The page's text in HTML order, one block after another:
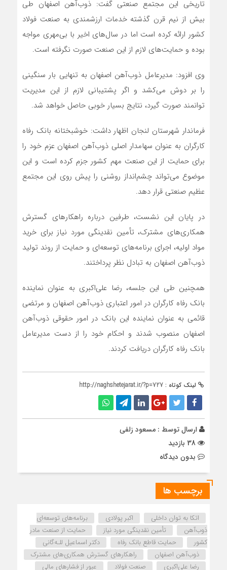
تاریخی این مجتمع صنعتی گفت: ذوب‌آهن اصفهان طی
بیش از نیم قرن گذشته خدمات ارزشمندی به صنعت فولاد
کشور ارائه کرده است اما در سال‌های اخیر با بی‌مهری مواجه
بوده و حمایت‌های لازم از این صنعت صورت نگرفته است.
وی افزود: مدیرعامل ذوب‌آهن اصفهان به تنهایی بار سنگینی
را بر دوش می‌کشد و اگر پشتیبانی لازم از این مدیریت
توانمند صورت گیرد، نتایج بسیار خوبی حاصل خواهد شد.
فرماندار شهرستان لنجان اظهار داشت: خوشبختانه بانک رفاه
کارگران به عنوان سهامدار اصلی ذوب‌آهن اصفهان عزم خود را
برای حمایت از این صنعت مهم کشور جزم کرده است و این
موضوع می‌تواند چشم‌انداز روشنی را پیش روی این مجتمع
عظیم صنعتی قرار دهد.
در پایان این نشست، طرفین درباره راهکارهای گسترش
همکاری‌های مشترک، تأمین نقدینگی مورد نیاز برای خرید
مواد اولیه، اجرای برنامه‌های توسعه‌ای و حمایت از روند تولید
ذوب‌آهن اصفهان به تبادل نظر پرداختند.
همچنین طی این جلسه، رضا علی‌اکبری به عنوان نماینده
بانک رفاه کارگران در امور اعتباری ذوب‌آهن اصفهان و مرتضی
قائمی به عنوان نماینده این بانک در امور حقوقی ذوب‌آهن
اصفهان منصوب شدند و احکام خود را از دست مدیرعامل
بانک رفاه کارگران دریافت کردند.
لینک کوتاه : http://naghshetejarat.ir/?p=727
ارسال توسط : مسعود زلفی
بدون دیدگاه
برچسب ها
اتکا به توان داخلی اکبر پولادی
برنامه‌های توسعه‌ای
ذوب‌آهن
تأمین نقدینگی مورد نیاز
حمایت از صنعت مادر
کشور
حمایت قاطع بانک رفاه
دکتر اسماعیل للـه‌گانی
ذوب‌آهن اصفهان
راهکارهای گسترش همکاری‌های مشترک
رضا علی‌اکبری
صنعت فولاد عبور از فشارهای مالی